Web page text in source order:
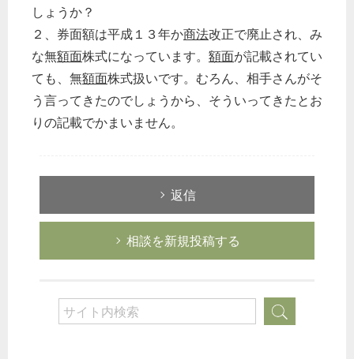
しょうか？
２、券面額は平成１３年か商法改正で廃止され、み
な無額面株式になっています。 額面が記載されてい
ても、無額面株式扱いです。むろん、相手さんがそ
う言ってきたのでしょうから、そういってきたとお
りの記載でかまいません。
返信
相談を新規投稿する